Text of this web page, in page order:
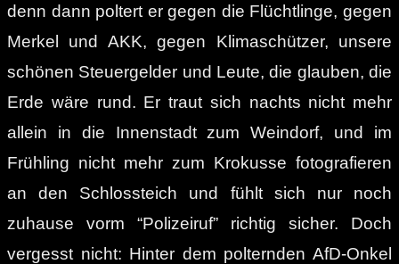
denn dann poltert er gegen die Flüchtlinge, gegen
Merkel und AKK, gegen Klimaschützer, unsere
schönen Steuergelder und Leute, die glauben, die
Erde wäre rund. Er traut sich nachts nicht mehr
allein in die Innenstadt zum Weindorf, und im
Frühling nicht mehr zum Krokusse fotografieren
an den Schlossteich und fühlt sich nur noch
zuhause vorm “Polizeiruf” richtig sicher. Doch
vergesst nicht: Hinter dem polternden AfD-Onkel